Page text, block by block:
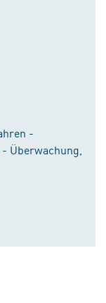
-
Überwachung,